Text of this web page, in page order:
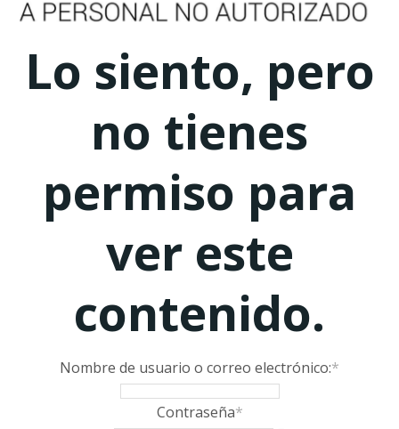
Lo siento, pero
no tienes
permiso para
ver este
contenido.
Nombre de usuario o correo electrónico:*
Contraseña*